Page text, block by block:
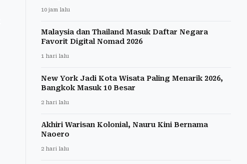
10 jam lalu
Malaysia dan Thailand Masuk Daftar Negara
Favorit Digital Nomad 2026
1 hari lalu
New York Jadi Kota Wisata Paling Menarik 2026,
Bangkok Masuk 10 Besar
2 hari lalu
Akhiri Warisan Kolonial, Nauru Kini Bernama
Naoero
2 hari lalu